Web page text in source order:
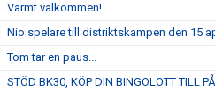
Varmt välkommen!
Nio spelare till distriktskampen den 15
Tom tar en paus...
STÖD BK30, KÖP DIN BINGOLOTT TILL